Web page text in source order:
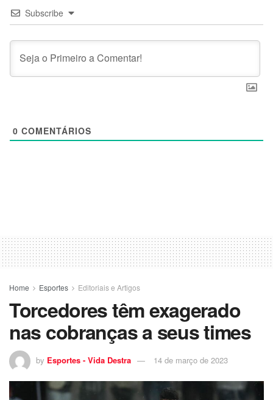
Subscribe
0 COMENTÁRIOS
Home Esportes Editoriais e Artigos
Torcedores têm exagerado
nas cobranças a seus times
by Esportes - Vida Destra 14 de março de 2023